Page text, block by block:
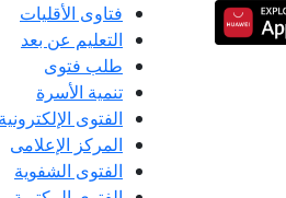
فتاوى الأقليات
التعليم عن بعد
طلب فتوى
تنمية الأسرة
الفتوى الإلكترونية
المركز الإعلامى
الفتوى الشفوية